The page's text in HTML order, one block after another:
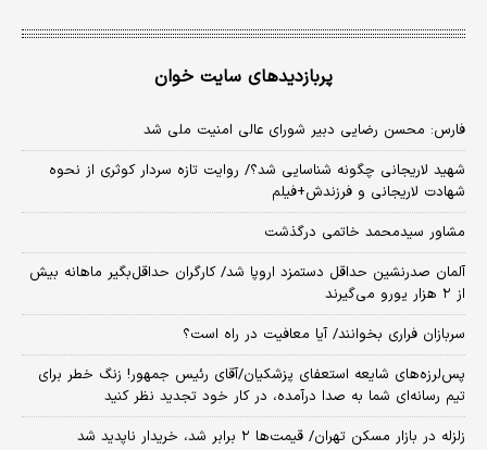
پربازدیدهای سایت خوان
فارس: محسن رضایی دبیر شورای عالی امنیت ملی شد
شهید لاریجانی چگونه شناسایی شد؟/ روایت تازه سردار کوثری از نحوه
شهادت لاریجانی و فرزندش+فیلم
مشاور سیدمحمد خاتمی درگذشت
آلمان صدرنشین حداقل دستمزد اروپا شد/ کارگران حداقل‌بگیر ماهانه بیش
از ۲ هزار یورو می‌گیرند
سربازان فراری بخوانند/ آیا معافیت در راه است؟
پس‌لرزه‌های شایعه استعفای پزشکیان/آقای رئیس جمهور! زنگ خطر برای
تیم رسانه‌ای شما به صدا درآمده، در کار خود تجدید نظر کنید
زلزله در بازار مسکن تهران/ قیمت‌ها ۲ برابر شد، خریدار ناپدید شد